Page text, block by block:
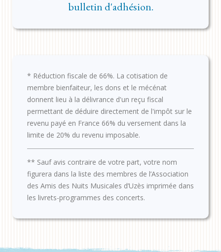
bulletin d'adhésion.
* Réduction fiscale de 66%. La cotisation de
membre bienfaiteur, les dons et le mécénat
donnent lieu à la délivrance d'un reçu fiscal
permettant de déduire directement de l'impôt sur le
revenu payé en France 66% du versement dans la
limite de 20% du revenu imposable.
** Sauf avis contraire de votre part, votre nom
figurera dans la liste des membres de l’Association
des Amis des Nuits Musicales d’Uzès imprimée dans
les livrets-programmes des concerts.